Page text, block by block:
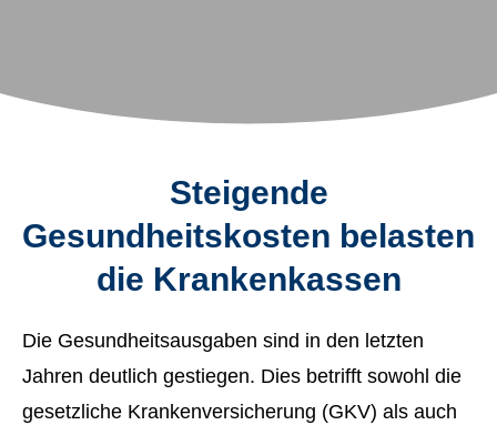
Steigende
Gesundheitskosten belasten
die Krankenkassen
Die Gesundheitsausgaben sind in den letzten
Jahren deutlich gestiegen. Dies betrifft sowohl die
gesetzliche Kranken­ver­si­che­rung (GKV) als auch